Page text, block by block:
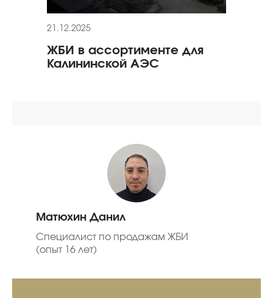
21.12.2025
ЖБИ в ассортименте для
Калининской АЭС
Матюхин Данил
Специалист по продажам ЖБИ
(опыт 16 лет)